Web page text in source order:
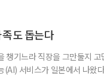
지하는 비중은 51%였다. 반
도 돕는다
챙기느라 직장을 그만둘지
(AI) 서비스가 일본에서 나왔